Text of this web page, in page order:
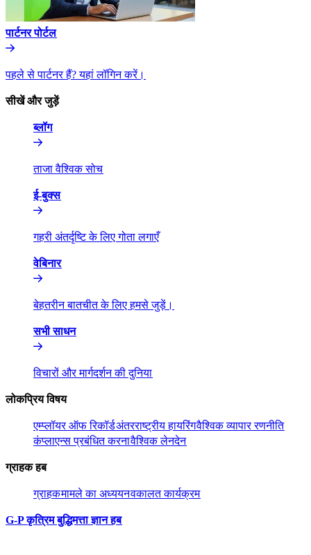
पार्टनर पोर्टल​​
पहले से पार्टनर हैं? यहां लॉगिन करें।​​
सीखें और जुड़ें​​
ब्लॉग​​
ताजा वैश्विक सोच​​
ई-बुक्स​​
गहरी अंतर्दृष्टि के लिए गोता लगाएँ​​
वेबिनार​​
बेहतरीन बातचीत के लिए हमसे जुड़ें।​​
सभी साधन​​
विचारों और मार्गदर्शन की दुनिया​​
लोकप्रिय विषय​​
एम्प्लॉयर ऑफ रिकॉर्ड​​अंतरराष्ट्रीय हायरिंग​​वैश्विक व्यापार रणनीति​​
कंप्लाएन्स प्रबंधित करना​​वैश्विक लेनदेन​​
ग्राहक हब​​
ग्राहक​​मामले का अध्ययन​​वकालत कार्यक्रम​​
G-P कृत्रिम बुद्धिमत्ता ज्ञान हब​​